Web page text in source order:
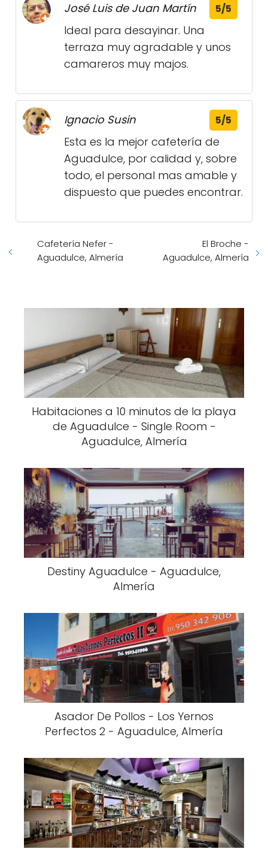
José Luis de Juan Martín 5/5
Ideal para desayinar. Una
terraza muy agradable y unos
camareros muy majos.
Ignacio Susin 5/5
Esta es la mejor cafetería de
Aguadulce, por calidad y, sobre
todo, el personal mas amable y
dispuesto que puedes encontrar.
Cafetería Nefer -
Aguadulce, Almería
El Broche -
Aguadulce, Almería
Habitaciones a 10 minutos de la playa
de Aguadulce - Single Room -
Aguadulce, Almería
Destiny Aguadulce - Aguadulce,
Almería
Asador De Pollos - Los Yernos
Perfectos 2 - Aguadulce, Almería